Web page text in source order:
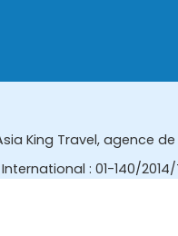
King Travel, agence
: 01-140/